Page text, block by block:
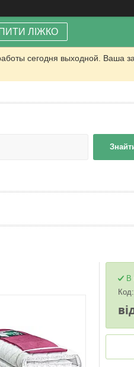
ЛІЖКО
сегодня выходной. Ваша
В
Код: